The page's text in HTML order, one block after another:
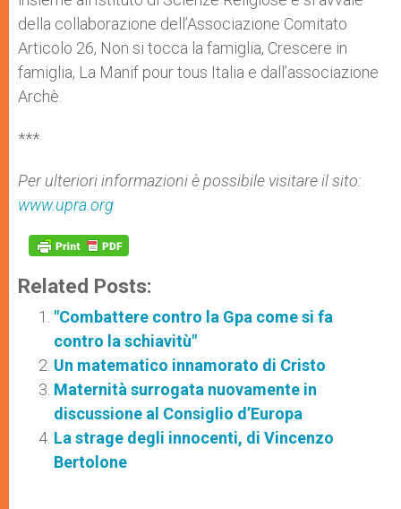
della collaborazione dell’Associazione Comitato
Articolo 26, Non si tocca la famiglia, Crescere in
famiglia, La Manif pour tous Italia e dall’associazione
Archè.
***
Per ulteriori informazioni è possibile visitare il sito:
www.upra.org
Related Posts:
"Combattere contro la Gpa come si fa
contro la schiavitù"
Un matematico innamorato di Cristo
Maternità surrogata nuovamente in
discussione al Consiglio d’Europa
La strage degli innocenti, di Vincenzo
Bertolone